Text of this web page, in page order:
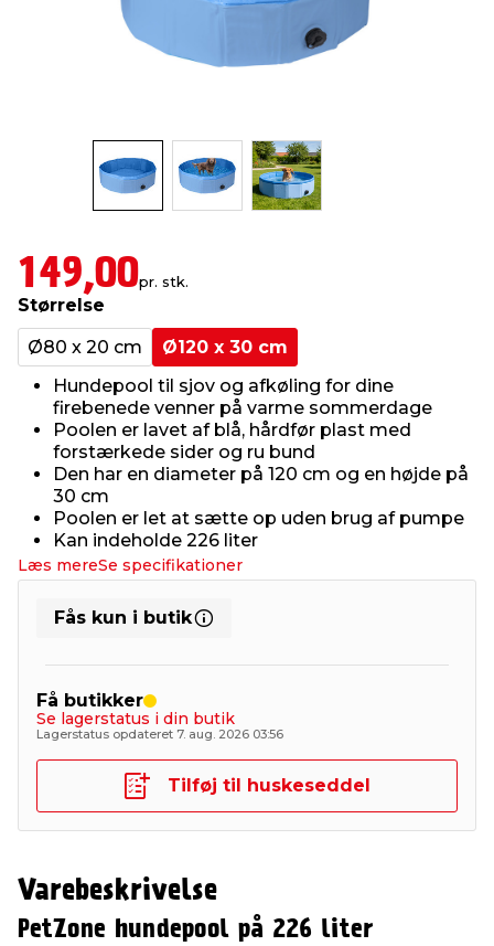
& ukrudt
& standere
& syltning
149,00pr. stk.
Størrelse
Ø80 x 20 cm
Ø120 x 30 cm
Hundepool til sjov og afkøling for dine
firebenede venner på varme sommerdage
Poolen er lavet af blå, hårdfør plast med
forstærkede sider og ru bund
Den har en diameter på 120 cm og en højde på
30 cm
Poolen er let at sætte op uden brug af pumpe
Kan indeholde 226 liter
Læs mereSe specifikationer
Fås kun i butik
Få butikker
Se lagerstatus i din butik
Lagerstatus opdateret 7. aug. 2026 03:56
Tilføj til huskeseddel
Varebeskrivelse
PetZone hundepool på 226 liter